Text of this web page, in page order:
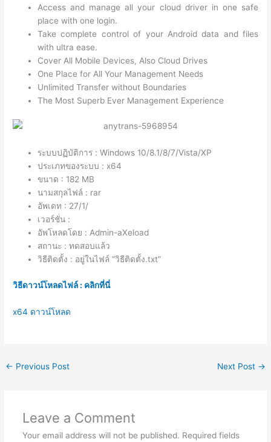
Access and manage all your cloud driver in one safe
place with one login.
Take complete control of your Android data and files
with ultra ease.
Cover All Mobile Devices, Also Cloud Drives
One Place for All Your Management Needs
Unlimited Transfer without Boundaries
The Most Superb Ever Management Experience
ระบบปฏิบัติการ : Windows 10/8.1/8/7/Vista/XP
ประเภทของระบบ : x64
ขนาด : 182 MB
นามสกุลไฟล์ : rar
อัพเดท : 27/1/
เวอร์ชั่น :
อัพโหลดโดย : Admin-aXeload
สถานะ : ทดสอบแล้ว
วิธีติดตั้ง : อยู่ในไฟล์ “วิธีติดตั้ง.txt”
วิธีดาวน์โหลดไฟล์ : คลิกที่นี่
x64 ดาวน์โหลด
← Previous Post Next Post →
Leave a Comment
Your email address will not be published. Required fields